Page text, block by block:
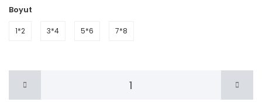
Boyut
1*2 3*4 5*6 7*8